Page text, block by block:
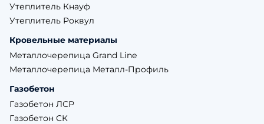
Утеплитель Кнауф
Утеплитель Роквул
Кровельные материалы
Металлочерепица Grand Line
Металлочерепица Металл-Профиль
Газобетон
Газобетон ЛСР
Газобетон СК